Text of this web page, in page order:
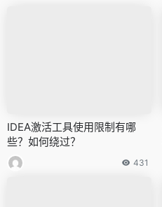
IDEA激活工具使用限制有哪
些？如何绕过？
431